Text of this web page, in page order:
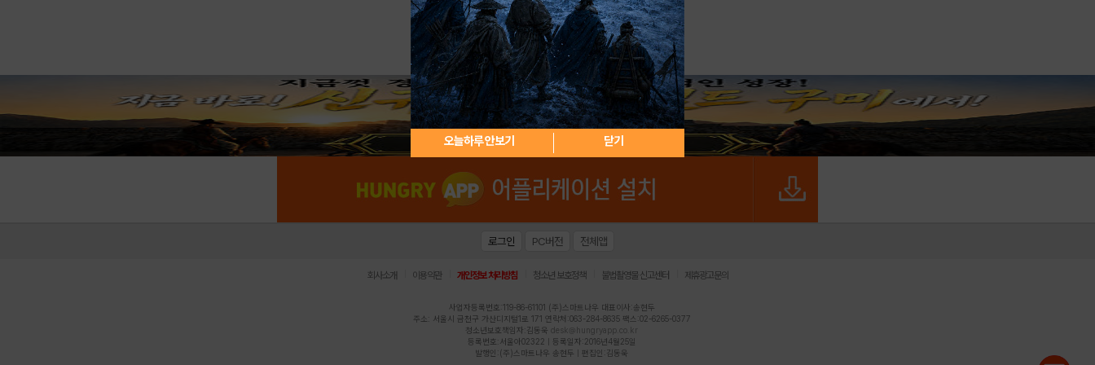
아이디 / 비밀번호 찾기 회원가입
오늘하루 안보기 닫기
로그인 PC버전 전체앱
회사소개 이용약관 개인정보 처리방침 청소년 보호정책 불법촬영물 신고센터 제휴광고문의
사업자등록번호:119-86-61101 (주)스마트나우 대표이사:송현두
주소: 서울시 금천구 가산디지털1로 171 연락처:063-284-8635 팩스:02-6265-0377
청소년보호책임자:김동욱 desk@hungryapp.co.kr
등록번호:서울아02322 | 등록일자:2016년4월25일
발행인:(주)스마트나우 송현두 | 편집인:김동욱